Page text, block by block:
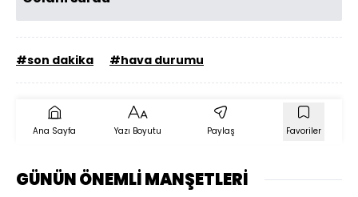
#son dakika #hava durumu
Ana Sayfa Yazı Boyutu Paylaş Favoriler
GÜNÜN ÖNEMLİ MANŞETLERİ